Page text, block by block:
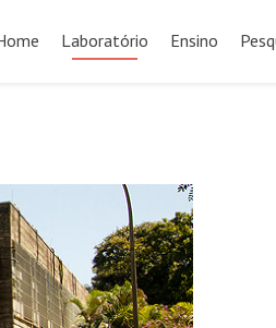
Laboratório Ensino